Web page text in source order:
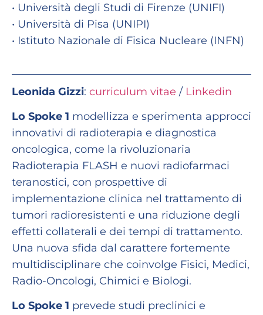
• Università degli Studi di Firenze (UNIFI)
• Università di Pisa (UNIPI)
• Istituto Nazionale di Fisica Nucleare (INFN)
Leonida Gizzi: curriculum vitae / Linkedin
Lo Spoke 1 modellizza e sperimenta approcci
innovativi di radioterapia e diagnostica
oncologica, come la rivoluzionaria
Radioterapia FLASH e nuovi radiofarmaci
teranostici, con prospettive di
implementazione clinica nel trattamento di
tumori radioresistenti e una riduzione degli
effetti collaterali e dei tempi di trattamento.
Una nuova sfida dal carattere fortemente
multidisciplinare che coinvolge Fisici, Medici,
Radio-Oncologi, Chimici e Biologi.
Lo Spoke 1 prevede studi preclinici e